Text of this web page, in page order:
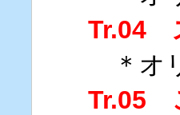
Tr.04
＊オ
Tr.05